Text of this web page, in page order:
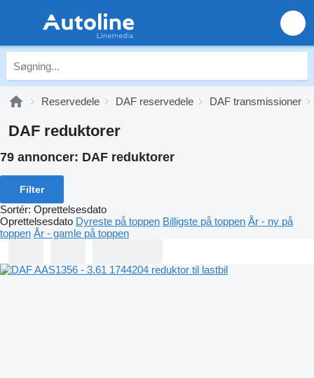
Reservedele DAF reservedele DAF transmissioner
DAF reduktorer
79 annoncer: DAF reduktorer
Filter
Sortér: Oprettelsesdato
Oprettelsesdato Dyreste på toppen Billigste på toppen År - ny på
toppen År - gamle på toppen